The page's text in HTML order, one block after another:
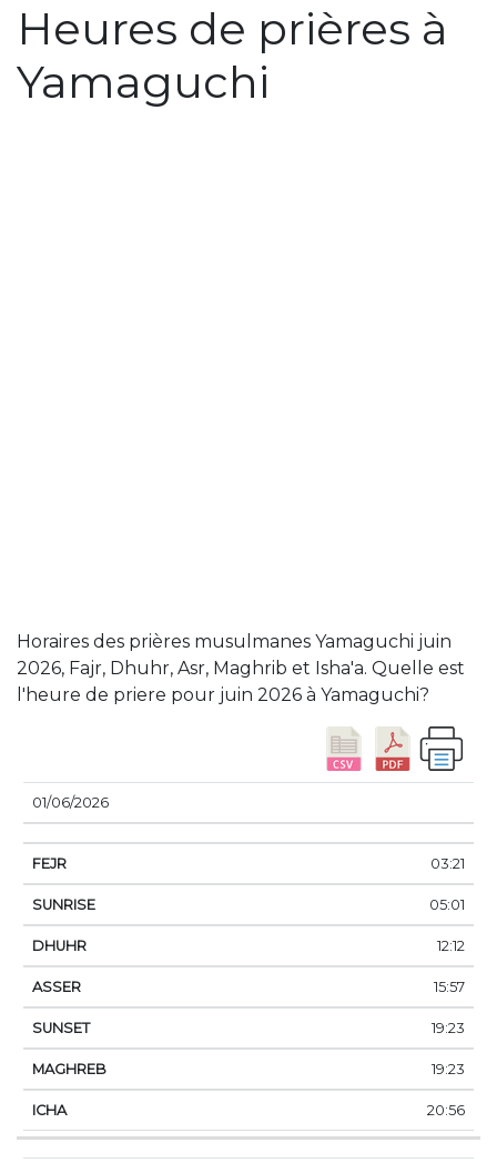
Heures de prières à
Yamaguchi
Horaires des prières musulmanes Yamaguchi juin
2026, Fajr, Dhuhr, Asr, Maghrib et Isha'a. Quelle est
l'heure de priere pour juin 2026 à Yamaguchi?
DATE
01/06/2026
03:21
05:01
12:12
15:57
19:23
19:23
20:56